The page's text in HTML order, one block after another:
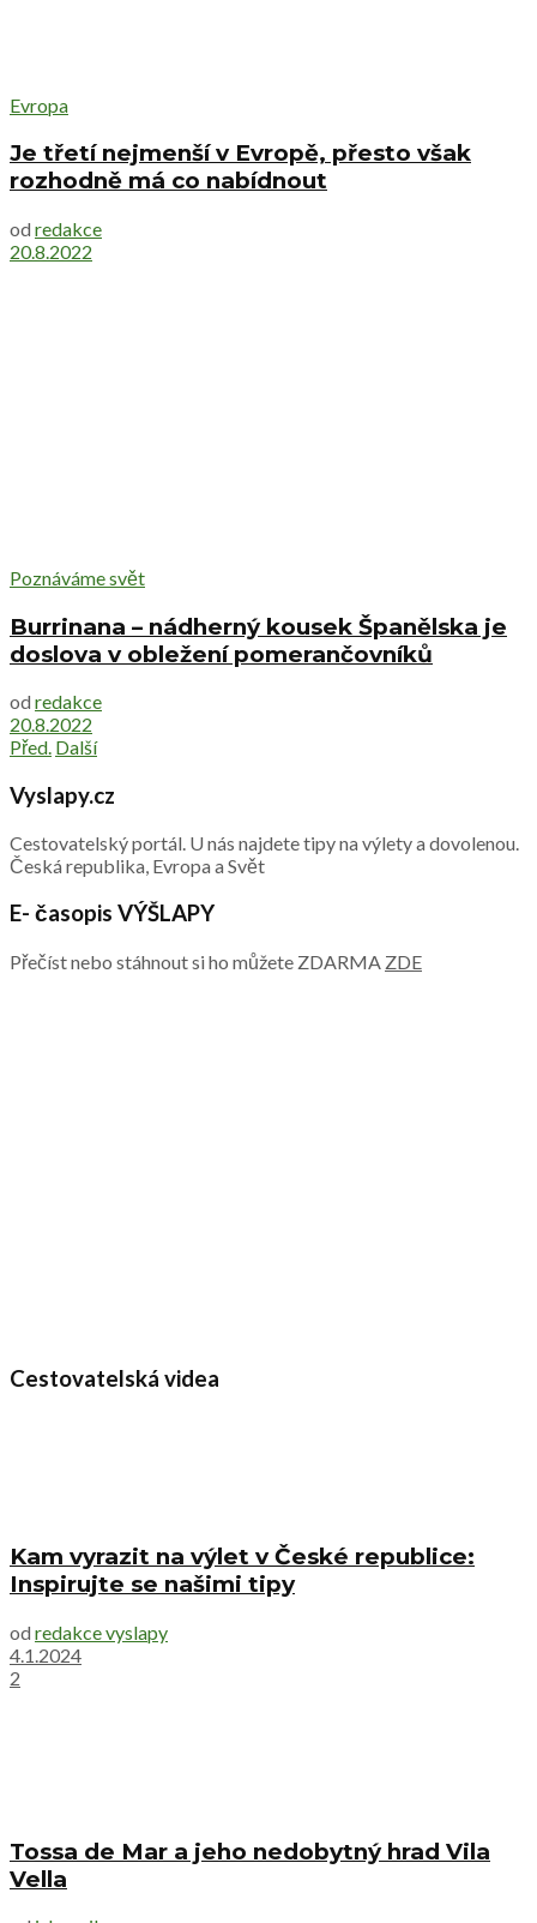
Evropa
Je třetí nejmenší v Evropě, přesto však
rozhodně má co nabídnout
od redakce
20.8.2022
Poznáváme svět
Burrinana – nádherný kousek Španělska je
doslova v obležení pomerančovníků
od redakce
20.8.2022
Před. Další
Vyslapy.cz
Cestovatelský portál. U nás najdete tipy na výlety a dovolenou.
Česká republika, Evropa a Svět
E- časopis VÝŠLAPY
Přečíst nebo stáhnout si ho můžete ZDARMA ZDE
Cestovatelská videa
Kam vyrazit na výlet v České republice:
Inspirujte se našimi tipy
od redakce vyslapy
4.1.2024
2
Tossa de Mar a jeho nedobytný hrad Vila
Vella